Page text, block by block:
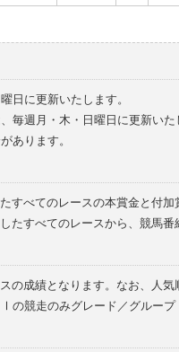
日に更新いたします。
毎週月・木・日曜日に更新いた
あります。
すべてのレースの本賞金と付加
たすべてのレースから、競馬番
の成績となります。なお、人
競走のみグレード／グループ